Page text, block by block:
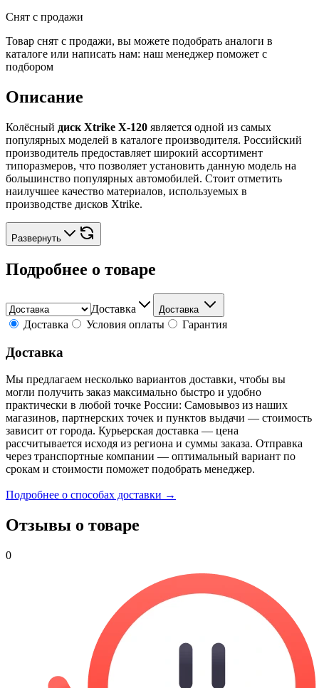
Снят с продажи
Товар снят с продажи, вы можете подобрать аналоги в
каталоге или написать нам: наш менеджер поможет с
подбором
Описание
Колёсный диск Xtrike X-120 является одной из самых
популярных моделей в каталоге производителя. Российский
производитель предоставляет широкий ассортимент
типоразмеров, что позволяет установить данную модель на
большинство популярных автомобилей. Стоит отметить
наилучшее качество материалов, используемых в
производстве дисков Xtrike.
Развернуть
Подробнее о товаре
Доставка Доставка
Доставка Условия оплаты Гарантия
Доставка
Мы предлагаем несколько вариантов доставки, чтобы вы
могли получить заказ максимально быстро и удобно
практически в любой точке России: Самовывоз из наших
магазинов, партнерских точек и пунктов выдачи — стоимость
зависит от города. Курьерская доставка — цена
рассчитывается исходя из региона и суммы заказа. Отправка
через транспортные компании — оптимальный вариант по
срокам и стоимости поможет подобрать менеджер.
Подробнее о способах доставки →
Отзывы о товаре
0